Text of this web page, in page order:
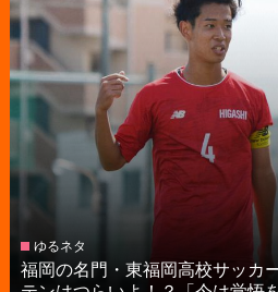
ゆるネタ
福岡の名門・東福岡高校サッカ